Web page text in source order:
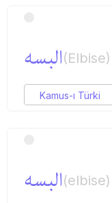
البسه(Elbise)
Kamus-ı Türki
البسه(elbise)